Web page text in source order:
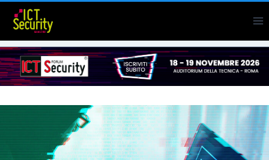
Salta
contenuto